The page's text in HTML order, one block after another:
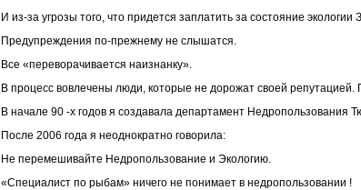
И из-за угрозы того, что придется заплатить за состояние экологии
Предупреждения по-прежнему не слышатся.
Все «переворачивается наизнанку».
В процесс вовлечены люди, которые не дорожат своей репутацией.
В начале 90 -х годов я создавала департамент Недропользования
После 2006 года я неоднократно говорила:
Не перемешивайте Недропользование и Экологию.
«Специалист по рыбам» ничего не понимает в недропользовании !